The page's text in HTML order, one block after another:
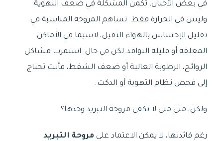
في بعض الأحيان، تكمن المشكلة في ضعف التهوية
وليس في الحرارة فقط. تساهم المروحة المناسبة في
تقليل الإحساس بالهواء الثقيل، لاسيما في الأماكن
المغلقة أو قليلة النوافذ.لكن في حال استمرت مشاكل
الروائح، الرطوبة العالية أو ضعف الشفط، فأنت تحتاج
إلى فحص نظام التهوية أو الدكت.
ولكن، متى متى لا تكفي مروحة التبريد وحدها؟
رغم فائدتها، لا يمكن الاعتماد على مروحة التبريد